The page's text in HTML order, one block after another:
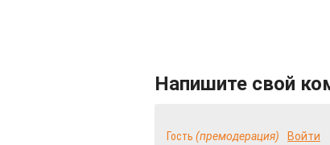
Напишите свой
Гость (премодерация) Войти